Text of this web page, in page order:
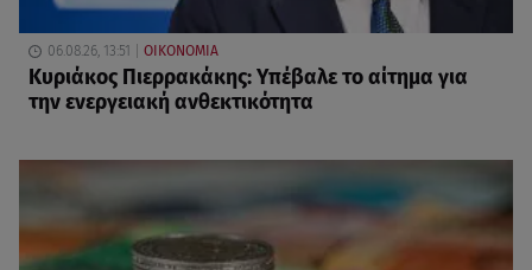
06.08.26, 13:51 ΟΙΚΟΝΟΜΙΑ
Κυριάκος Πιερρακάκης: Υπέβαλε το αίτημα για
την ενεργειακή ανθεκτικότητα